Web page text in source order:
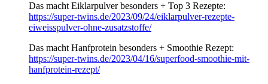
Das macht Eiklarpulver besonders + Top 3 Rezepte:
https://super-twins.de/2023/09/24/eiklarpulver-rezepte-
eiweisspulver-ohne-zusatzstoffe/
Das macht Hanfprotein besonders + Smoothie Rezept:
https://super-twins.de/2023/04/16/superfood-smoothie-mit-
hanfprotein-rezept/